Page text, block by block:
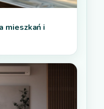
mieszkań i